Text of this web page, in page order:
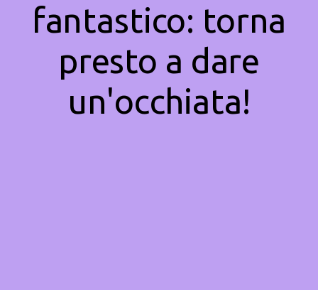
fantastico: torna
presto a dare
un'occhiata!